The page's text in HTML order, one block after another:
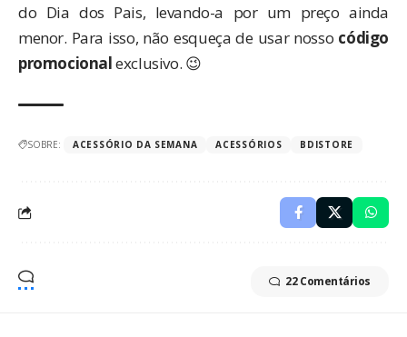
do Dia dos Pais, levando-a por um preço ainda
menor. Para isso, não esqueça de usar nosso código
promocionalexclusivo. 😉
SOBRE: ACESSÓRIO DA SEMANA ACESSÓRIOS BDISTORE
22 Comentários